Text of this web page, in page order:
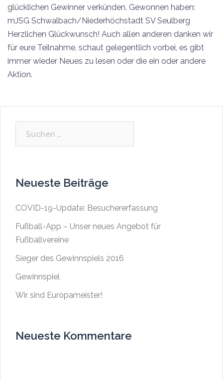
glücklichen Gewinner verkünden. Gewonnen haben:
mJSG Schwalbach/Niederhöchstadt SV Seulberg
Herzlichen Glückwunsch! Auch allen anderen danken wir
für eure Teilnahme, schaut gelegentlich vorbei, es gibt
immer wieder Neues zu lesen oder die ein oder andere
Aktion.
Neueste Beiträge
COVID-19-Update: Besuchererfassung
Fußball-App – Unser neues Angebot für
Fußballvereine
Sieger des Gewinnspiels 2016
Gewinnspiel
Wir sind Europameister!
Neueste Kommentare